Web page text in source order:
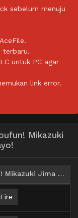
sebelum menuju
terbaru.
untuk PC agar
link error.
Mikazuki
Download Naruto Movie 3: Dai Koufun! Mikazuki Jima no Animaru Panikku Dattebayo! BD Subtitle Indonesia